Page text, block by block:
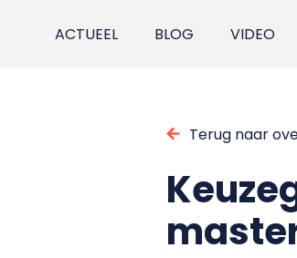
ACTUEEL BLOG VIDEO
Terug naar